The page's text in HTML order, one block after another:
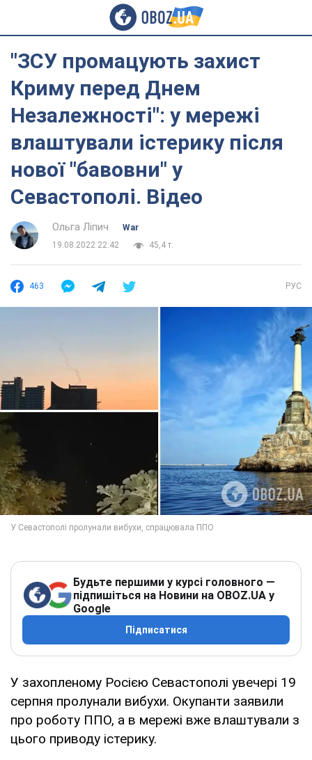
"ЗСУ промацують захист
Криму перед Днем
Незалежності": у мережі
влаштували істерику після
нової "бавовни" у
Севастополі. Відео
Ольга Ліпич
War
19.08.2022 22:42
45,4 т.
463 РУС
Будьте першими у курсі головного —
підпишіться на Новини на OBOZ.UA у
Google
Підписатися
У захопленому Росією Севастополі увечері 19
серпня пролунали вибухи. Окупанти заявили
про роботу ППО, а в мережі вже влаштували з
цього приводу істерику.